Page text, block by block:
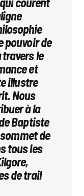
pouvoir de
le
et
illustre
Nous
à la
Baptiste
de
tous les
de trail